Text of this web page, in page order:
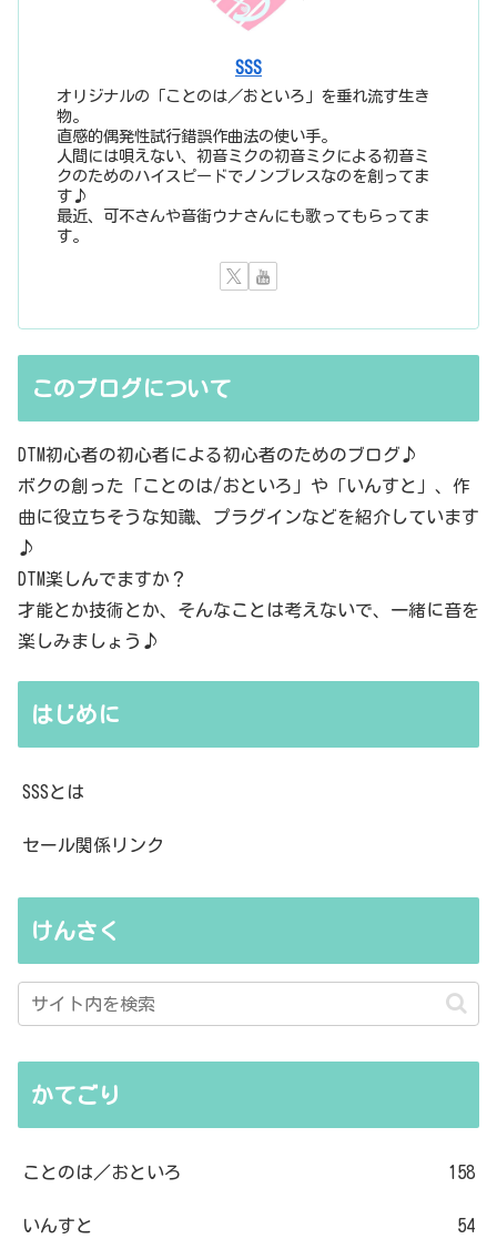
SSS
オリジナルの「ことのは／おといろ」を垂れ流す生き
物。
直感的偶発性試行錯誤作曲法の使い手。
人間には唄えない、初音ミクの初音ミクによる初音ミ
クのためのハイスピードでノンブレスなのを創ってま
す♪
最近、可不さんや音街ウナさんにも歌ってもらってま
す。
このブログについて
DTM初心者の初心者による初心者のためのブログ♪
ボクの創った「ことのは/おといろ」や「いんすと」、作
曲に役立ちそうな知識、プラグインなどを紹介しています
♪
DTM楽しんでますか？
才能とか技術とか、そんなことは考えないで、一緒に音を
楽しみましょう♪
はじめに
SSSとは
セール関係リンク
けんさく
かてごり
ことのは／おといろ 158
いんすと 54